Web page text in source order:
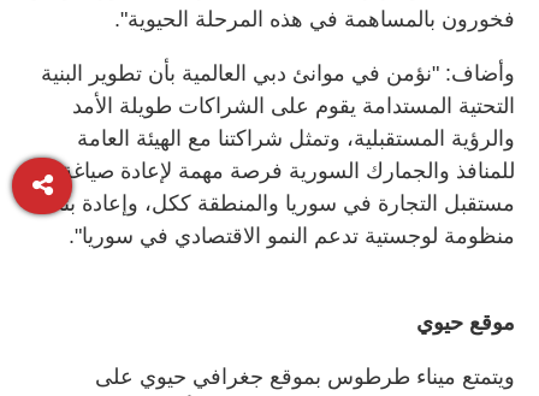
فخورون بالمساهمة في هذه المرحلة الحيوية".
وأضاف: "نؤمن في موانئ دبي العالمية بأن تطوير البنية
التحتية المستدامة يقوم على الشراكات طويلة الأمد
والرؤية المستقبلية، وتمثل شراكتنا مع الهيئة العامة
للمنافذ والجمارك السورية فرصة مهمة لإعادة صياغة
مستقبل التجارة في سوريا والمنطقة ككل، وإعادة بناء
منظومة لوجستية تدعم النمو الاقتصادي في سوريا".
موقع حيوي
ويتمتع ميناء طرطوس بموقع جغرافي حيوي على